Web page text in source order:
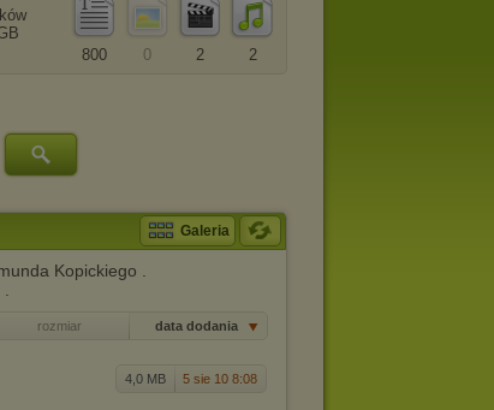
2
2
0
800
Galeria
Kopickiego .
rozmiar data dodania
4,0 MB 5 sie 10 8:08